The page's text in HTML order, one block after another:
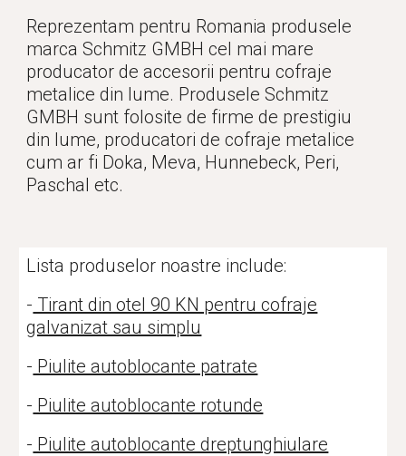
Reprezentam pentru Romania produsele
marca Schmitz GMBH cel mai mare
producator de accesorii pentru cofraje
metalice din lume. Produsele Schmitz
GMBH sunt folosite de firme de prestigiu
din lume, producatori de cofraje metalice
cum ar fi Doka, Meva, Hunnebeck, Peri,
Paschal etc.
Lista produselor noastre include:
- Tirant din otel 90 KN pentru cofraje
galvanizat sau simplu
- Piulite autoblocante patrate
- Piulite autoblocante rotunde
- Piulite autoblocante dreptunghiulare